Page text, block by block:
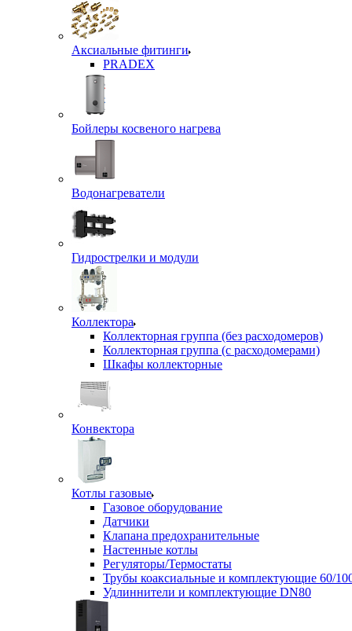
Аксиальные фитинги
PRADEX
Бойлеры косвеного нагрева
Водонагреватели
Гидрострелки и модули
Коллектора
Коллекторная группа (без расходомеров)
Коллекторная группа (с расходомерами)
Шкафы коллекторные
Конвектора
Котлы газовые
Газовое оборудование
Датчики
Клапана предохранительные
Настенные котлы
Регуляторы/Термостаты
Трубы коаксиальные и комплектующие 60/
Удлиннители и комплектующие DN80